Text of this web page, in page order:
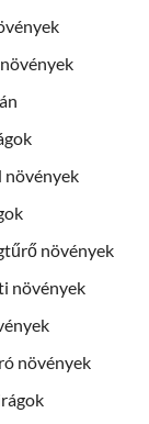
növények
növények
növények
növények